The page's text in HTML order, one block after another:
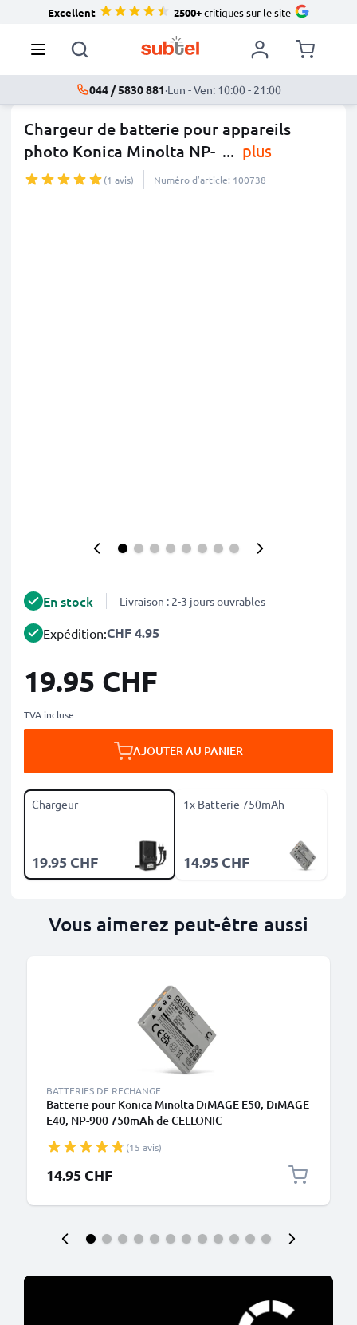
Excellent 2500+critiques sur le site
044 / 5830 881·Lun - Ven: 10:00 - 21:00
Chargeur de batterie pour appareils
photo Konica Minolta NP- ... plus
(1 avis) Numéro d’article: 100738
En stock Livraison : 2-3 jours ouvrables
Expédition:CHF 4.95
19.95 CHF
TVA incluse
AJOUTER AU PANIER
Chargeur
19.95 CHF
1x Batterie 750mAh
14.95 CHF
Vous aimerez peut-être aussi
BATTERIES DE RECHANGE
Batterie pour Konica Minolta DiMAGE E50, DiMAGE
E40, NP-900 750mAh de CELLONIC
(15 avis)
14.95 CHF